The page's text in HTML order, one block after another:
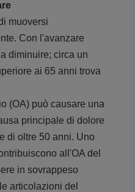
muoversi
Con l'avanzare
diminuire; circa un
ai 65 anni trova
(OA) può causare una
principale di dolore
di oltre 50 anni. Uno
all'OA del
in sovrappeso
articolazioni del